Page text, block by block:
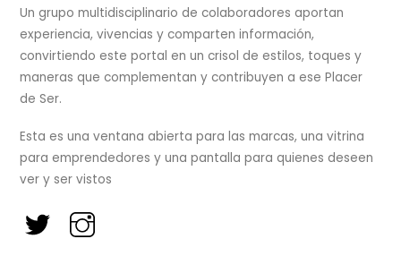
Un grupo multidisciplinario de colaboradores aportan
experiencia, vivencias y comparten información,
convirtiendo este portal en un crisol de estilos, toques y
maneras que complementan y contribuyen a ese Placer
de Ser.
Esta es una ventana abierta para las marcas, una vitrina
para emprendedores y una pantalla para quienes deseen
ver y ser vistos